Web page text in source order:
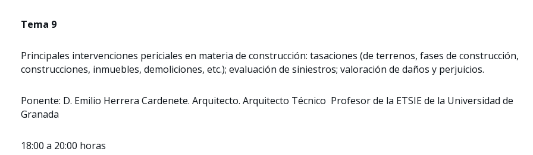
Tema 9
Principales intervenciones periciales en materia de construcción: tasaciones (de terrenos, fases de construcción,
construcciones, inmuebles, demoliciones, etc.); evaluación de siniestros; valoración de daños y perjuicios.
Ponente: D. Emilio Herrera Cardenete. Arquitecto. Arquitecto Técnico Profesor de la ETSIE de la Universidad de
Granada
18:00 a 20:00 horas